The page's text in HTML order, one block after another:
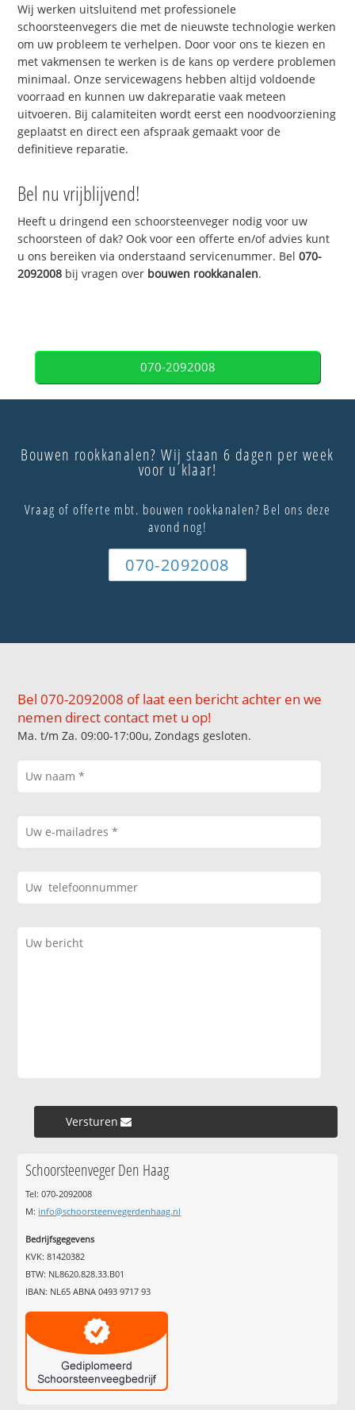
Wij werken uitsluitend met professionele
schoorsteenvegers die met de nieuwste technologie werken
om uw probleem te verhelpen. Door voor ons te kiezen en
met vakmensen te werken is de kans op verdere problemen
minimaal. Onze servicewagens hebben altijd voldoende
voorraad en kunnen uw dakreparatie vaak meteen
uitvoeren. Bij calamiteiten wordt eerst een noodvoorziening
geplaatst en direct een afspraak gemaakt voor de
definitieve reparatie.
Bel nu vrijblijvend!
Heeft u dringend een schoorsteenveger nodig voor uw
schoorsteen of dak? Ook voor een offerte en/of advies kunt
u ons bereiken via onderstaand servicenummer. Bel070-
2092008 bij vragen over bouwen rookkanalen.
070-2092008
Bouwen rookkanalen? Wij staan 6 dagen per week
voor u klaar!
Vraag of offerte mbt. bouwen rookkanalen? Bel ons deze
avond nog!
070-2092008
Bel 070-2092008 of laat een bericht achter en we
nemen direct contact met u op!
Ma. t/m Za. 09:00-17:00u, Zondags gesloten.
Versturen »
Schoorsteenveger Den Haag
Tel: 070-2092008
M: info@schoorsteenvegerdenhaag.nl
Bedrijfsgegevens
KVK: 81420382
BTW: NL8620.828.33.B01
IBAN: NL65 ABNA 0493 9717 93